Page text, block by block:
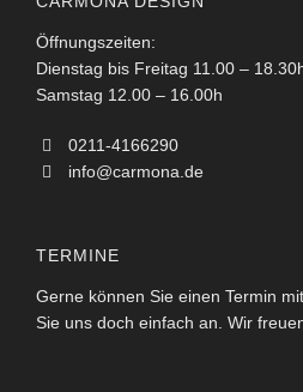
Öffnungszeiten:
Dienstag bis Freitag 11.00 –
Samstag 12.00 – 16.00h
0211-4166290
info@carmona.de
TERMINE
Gerne können Sie einen Termin
Sie uns doch einfach an. Wir